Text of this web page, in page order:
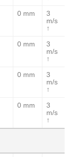
0 mm
3
m/s
↑
0 mm
3
m/s
↑
0 mm
3
m/s
↑
0 mm
3
m/s
↑